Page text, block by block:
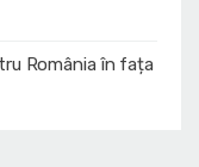
România în fața